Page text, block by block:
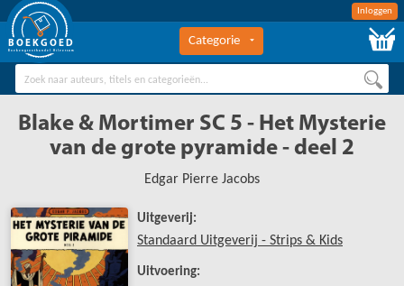
Inloggen
BOEKGOED
Boekengroothandel Hilversum
Categorie
Blake & Mortimer SC 5 - Het Mysterie
van de grote pyramide - deel 2
Edgar Pierre Jacobs
Uitgeverij:
Standaard Uitgeverij - Strips & Kids
Uitvoering: